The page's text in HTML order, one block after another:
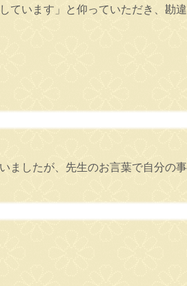
います」と仰っていただき、勘
したが、先生のお言葉で自分の